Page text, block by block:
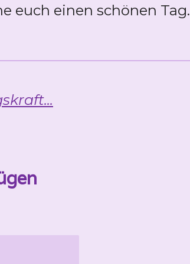
euch einen schönen